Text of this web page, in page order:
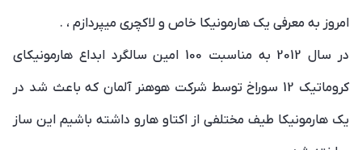
امروز به معرفی یک هارمونیکا خاص و لاکچری میپردازم ، .
در سال 2012 به مناسبت 100 امین سالگرد ابداع هارمونیکای
کروماتیک 12 سوراخ توسط شرکت هوهنر آلمان که باعث شد در
یک هارمونیکا طیف مختلفی از اکتاو هارو داشته باشیم این ساز